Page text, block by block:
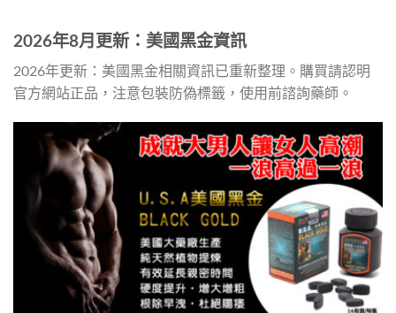
2026年8月更新：美國黑金資訊
2026年更新：美國黑金相關資訊已重新整理。購買請認明
官方網站正品，注意包裝防偽標籤，使用前諮詢藥師。